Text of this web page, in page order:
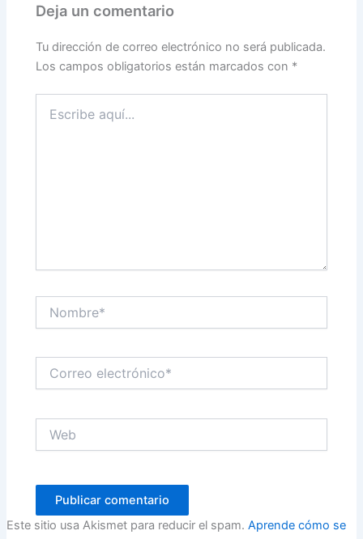
Deja un comentario
Tu dirección de correo electrónico no será publicada.
Los campos obligatorios están marcados con *
aquí...
electrónico*
Este sitio usa Akismet para reducir el spam. Aprende cómo se